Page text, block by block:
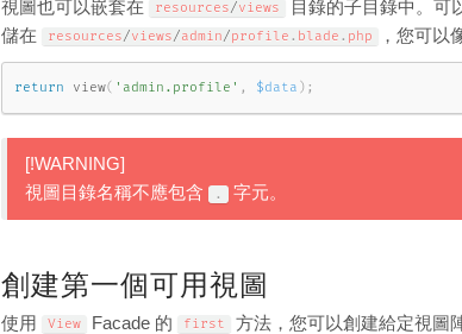
視圖也可以嵌套在 resources/views
目錄的子目錄中。可
儲在
resources/views/admin/profile . blade . php ，您可以
return view( 'admin.profile' , $data ) ;
[!WARNING]
視圖目錄名稱不應包含
. 字元。
創建第一個可用視圖
使用 View Facade 的 first
方法，您可以創建給定視圖